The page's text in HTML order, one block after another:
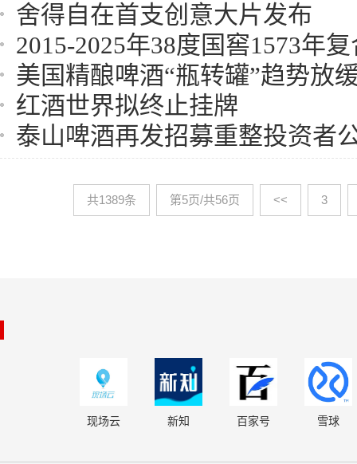
舍得自在首支创意大片发布
2015-2025年38度国窖1573年复合
美国精酿啤酒“瓶转罐”趋势放
红酒世界拟终止挂牌
泰山啤酒再发招募重整投资者
共1389条 第5页/共56页 << 3
现场云 新知 百家号 雪球